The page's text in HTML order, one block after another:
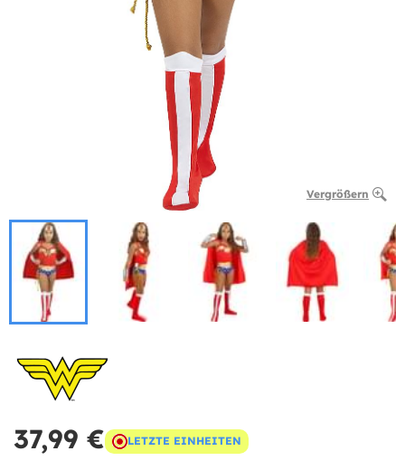
Vergrößern
37,99 € LETZTE EINHEITEN